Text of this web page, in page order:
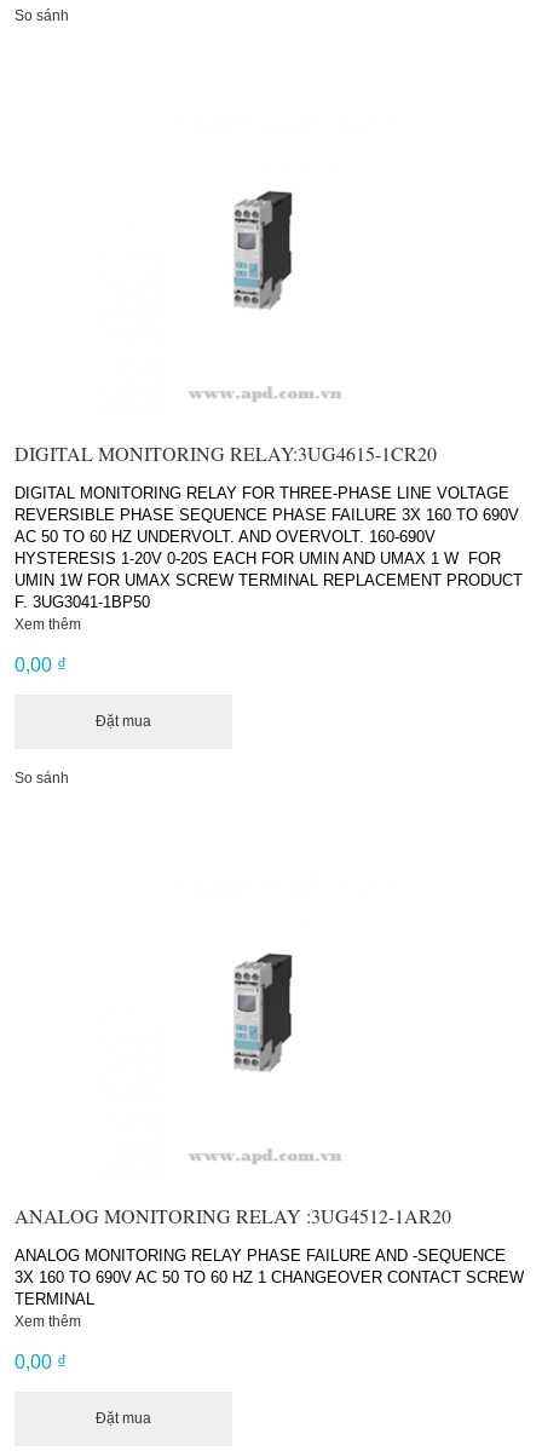
So sánh
DIGITAL MONITORING RELAY:3UG4615-1CR20
DIGITAL MONITORING RELAY FOR THREE-PHASE LINE VOLTAGE
REVERSIBLE PHASE SEQUENCE PHASE FAILURE 3X 160 TO 690V
AC 50 TO 60 HZ UNDERVOLT. AND OVERVOLT. 160-690V
HYSTERESIS 1-20V 0-20S EACH FOR UMIN AND UMAX 1 W FOR
UMIN 1W FOR UMAX SCREW TERMINAL REPLACEMENT PRODUCT
F. 3UG3041-1BP50
Xem thêm
0,00 ₫
Đặt mua
So sánh
ANALOG MONITORING RELAY :3UG4512-1AR20
ANALOG MONITORING RELAY PHASE FAILURE AND -SEQUENCE
3X 160 TO 690V AC 50 TO 60 HZ 1 CHANGEOVER CONTACT SCREW
TERMINAL
Xem thêm
0,00 ₫
Đặt mua